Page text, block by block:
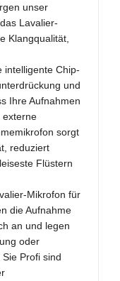
unser
Lavalier-
Klangqualität,
intelligente Chip-
und
Ihre Aufnahmen
externe
sorgt
reduziert
Flüstern
Mikrofon für
die Aufnahme
an und legen
oder
Profi sind